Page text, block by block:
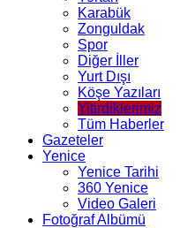
Karabük
Zonguldak
Spor
Diğer İller
Yurt Dışı
Köşe Yazıları
Yitirdiklerimiz
Tüm Haberler
Gazeteler
Yenice
Yenice Tarihi
360 Yenice
Video Galeri
Fotoğraf Albümü